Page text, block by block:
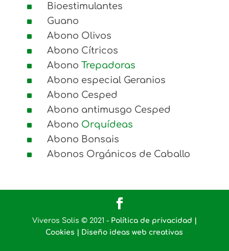
^ Bioestimulantes
^ Guano
^ Abono Olivos
^ Abono Cítricos
^ Abono Trepadoras
^ Abono especial Geranios
^ Abono Cesped
^ Abono antimusgo Cesped
^ Abono Orquídeas
^ Abono Bonsais
^ Abonos Orgánicos de Caballo
Viveros Solis © 2021 - Política de privacidad |
Cookies | Diseño ideas web creativas